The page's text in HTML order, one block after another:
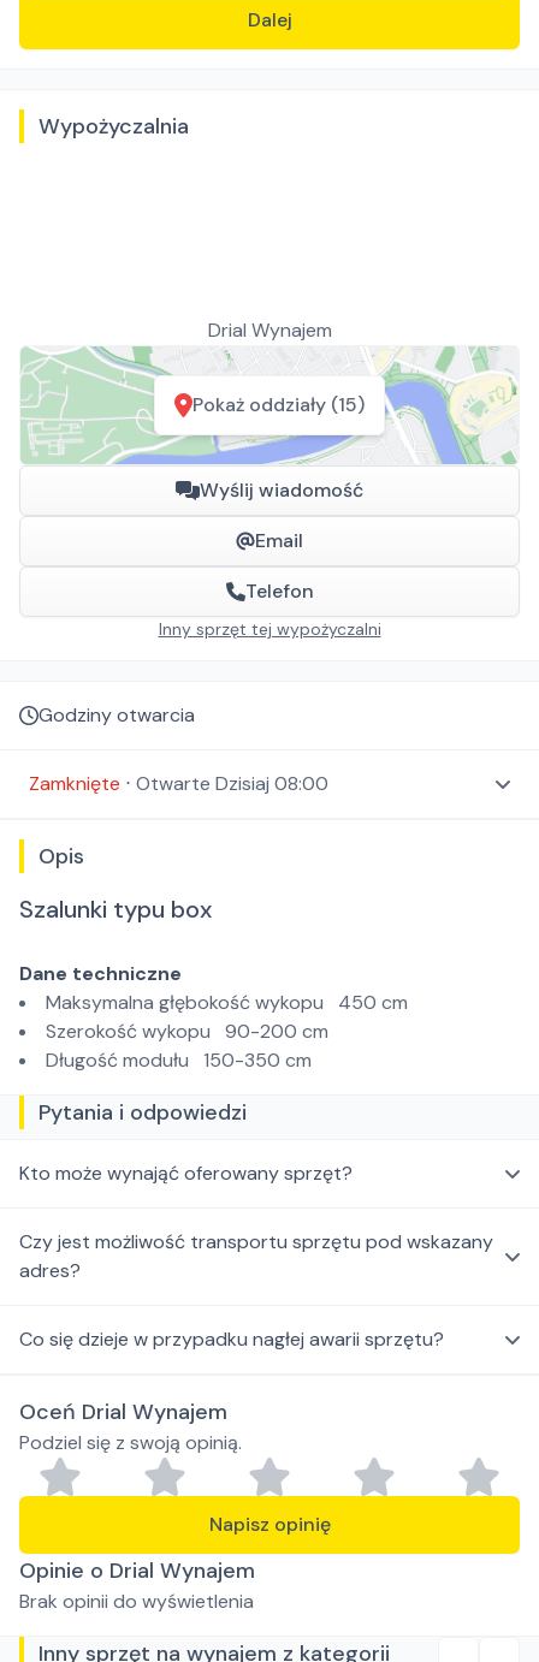
Dalej
Wypożyczalnia
Drial Wynajem
Pokaż oddziały (15)
Wyślij wiadomość
Email
Telefon
Inny sprzęt tej wypożyczalni
Godziny otwarcia
Zamknięte ⋅ Otwarte Dzisiaj 08:00
Opis
Szalunki typu box
Dane techniczne
Maksymalna głębokość wykopu 450 cm
Szerokość wykopu 90-200 cm
Długość modułu 150-350 cm
Pytania i odpowiedzi
Kto może wynająć oferowany sprzęt?
Czy jest możliwość transportu sprzętu pod wskazany
adres?
Co się dzieje w przypadku nagłej awarii sprzętu?
Oceń Drial Wynajem
Podziel się z swoją opinią.
Napisz opinię
Opinie o Drial Wynajem
Brak opinii do wyświetlenia
Inny sprzęt na wynajem z kategorii